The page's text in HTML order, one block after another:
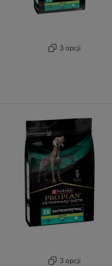
3 opcji
3 opcji